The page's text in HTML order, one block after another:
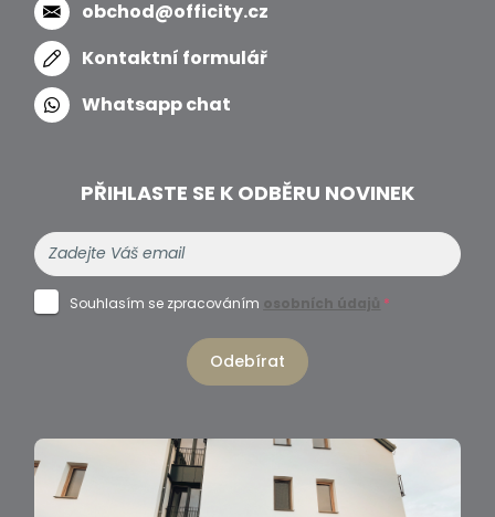
obchod@officity.cz
Kontaktní formulář
Whatsapp chat
PŘIHLASTE SE K ODBĚRU NOVINEK
Souhlasím se zpracováním osobních údajů *
Odebírat